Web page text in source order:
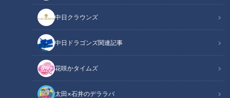
中日クラウンズ
中日ドラゴンズ関連記事
花咲かタイムズ
太田×石井のデララバ